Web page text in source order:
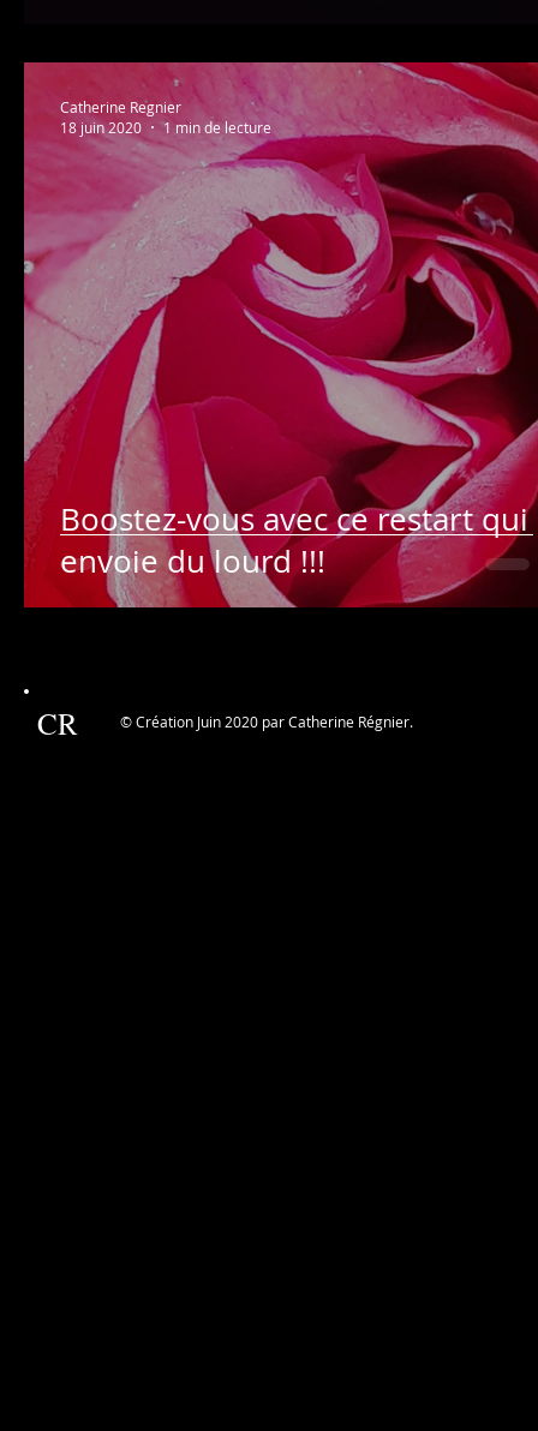
Boostez-vous avec ce restart qui
envoie du lourd !!!
Catherine Regnier
18 juin 2020
1 min de lecture
© Création Juin 2020 par Catherine Régnier.
CR